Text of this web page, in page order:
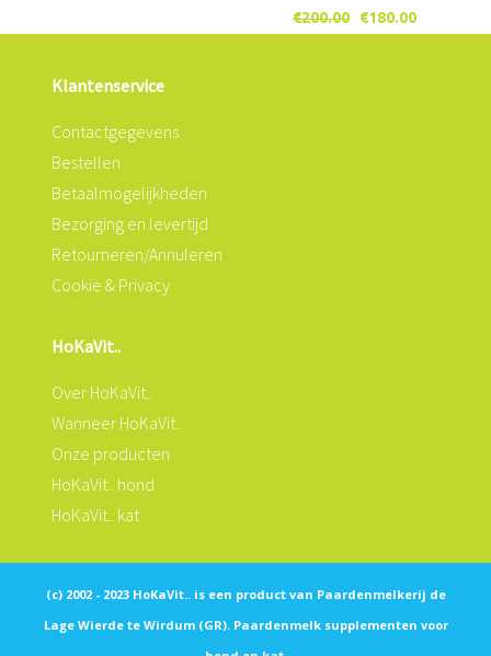
€200.00
Oorspronkelijke
€180.00Huidige
Klantenservice
Contactgegevens
Bestellen
Betaalmogelijkheden
Bezorging en levertijd
Retourneren/Annuleren
Cookie & Privacy
HoKaVit..
Over HoKaVit..
Wanneer HoKaVit..
Onze producten
HoKaVit.. hond
HoKaVit.. kat
(c) 2002 - 2023 HoKaVit.. is een product van Paardenmelkerij de
Lage Wierde te Wirdum (GR). Paardenmelk supplementen voor